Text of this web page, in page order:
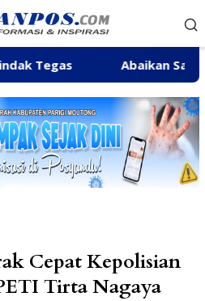
Abaikan Sanksi ESDM,
Cepat Kepolisian
Tirta Nagaya